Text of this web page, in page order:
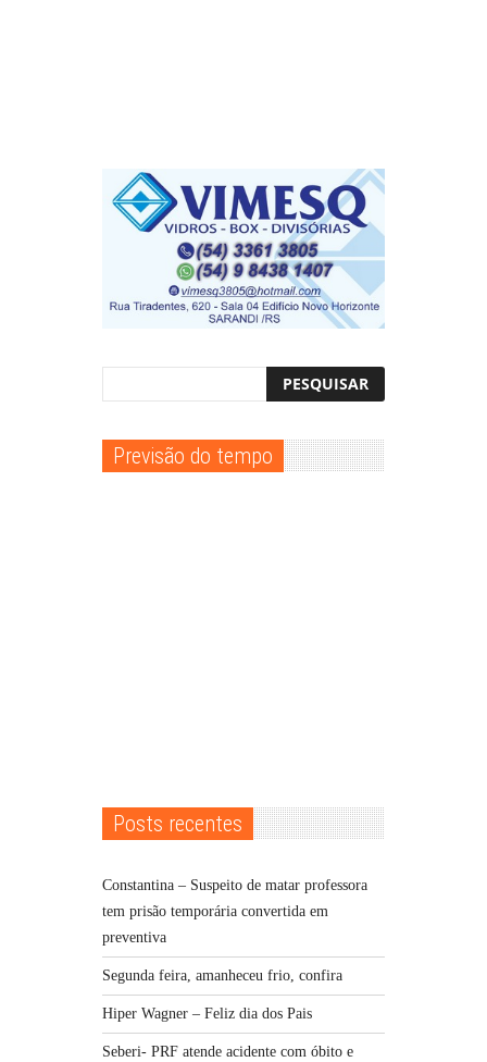
Previsão do tempo
Posts recentes
Constantina – Suspeito de matar professora
tem prisão temporária convertida em
preventiva
Segunda feira, amanheceu frio, confira
Hiper Wagner – Feliz dia dos Pais
Seberi- PRF atende acidente com óbito e